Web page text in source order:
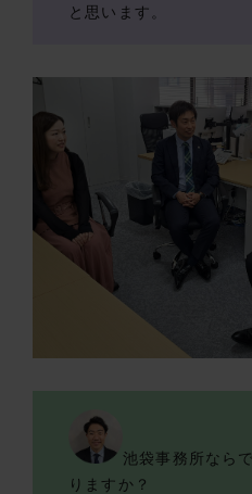
と思います。
池袋事務所なら
りますか？